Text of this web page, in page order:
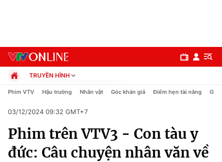
Chuyên mục
Chính trị
TRUYỀN HÌNH
Chính trị
Pháp luật
Kinh tế
Thể thao
Truyền hình
Phim VTV Hậu trường Nhân vật Góc khán giả Điểm hẹn tài năng Giải
03/12/2024 09:32 GMT+7
Phim trên VTV3 - Con tàu y
đức: Câu chuyện nhân văn về